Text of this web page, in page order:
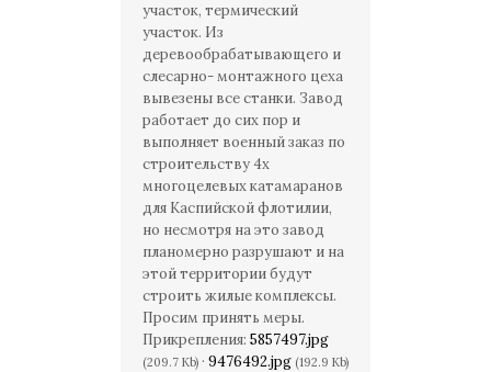
участок, термический
участок. Из
деревообрабатывающего и
слесарно- монтажного цеха
вывезены все станки. Завод
работает до сих пор и
выполняет военный заказ по
строительству 4х
многоцелевых катамаранов
для Каспийской флотилии,
но несмотря на это завод
планомерно разрушают и на
этой территории будут
строить жилые комплексы.
Просим принять меры.
Прикрепления: 5857497.jpg
(209.7 Kb) · 9476492.jpg (192.9 Kb)